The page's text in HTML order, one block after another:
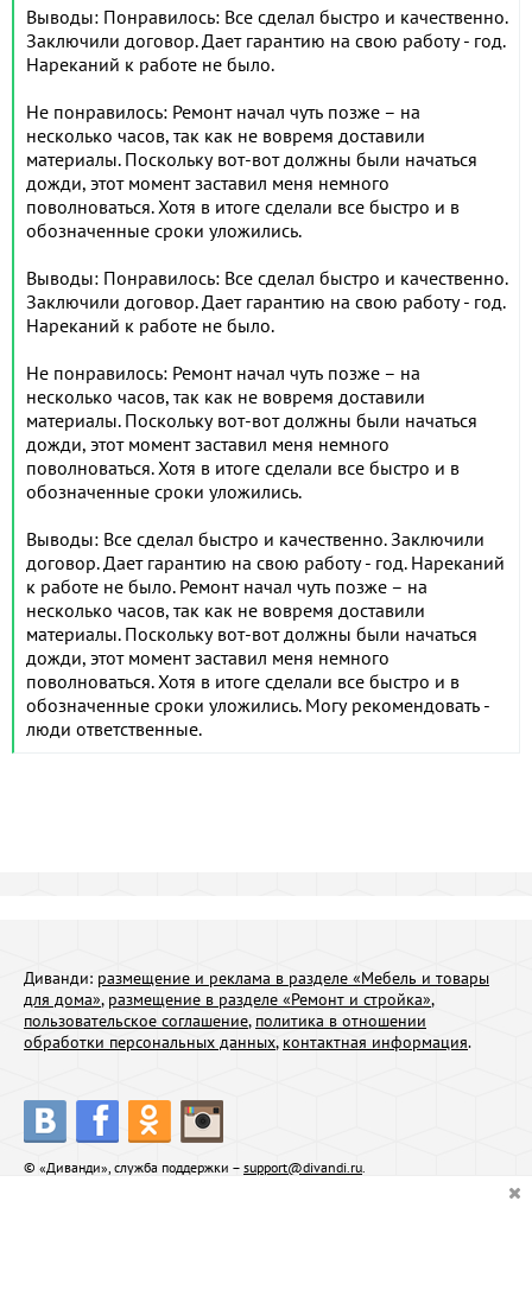
Выводы: Понравилось: Все сделал быстро и качественно.
Заключили договор. Дает гарантию на свою работу - год.
Нареканий к работе не было.
Не понравилось: Ремонт начал чуть позже – на
несколько часов, так как не вовремя доставили
материалы. Поскольку вот-вот должны были начаться
дожди, этот момент заставил меня немного
поволноваться. Хотя в итоге сделали все быстро и в
обозначенные сроки уложились.
Выводы: Понравилось: Все сделал быстро и качественно.
Заключили договор. Дает гарантию на свою работу - год.
Нареканий к работе не было.
Не понравилось: Ремонт начал чуть позже – на
несколько часов, так как не вовремя доставили
материалы. Поскольку вот-вот должны были начаться
дожди, этот момент заставил меня немного
поволноваться. Хотя в итоге сделали все быстро и в
обозначенные сроки уложились.
Выводы: Все сделал быстро и качественно. Заключили
договор. Дает гарантию на свою работу - год. Нареканий
к работе не было. Ремонт начал чуть позже – на
несколько часов, так как не вовремя доставили
материалы. Поскольку вот-вот должны были начаться
дожди, этот момент заставил меня немного
поволноваться. Хотя в итоге сделали все быстро и в
обозначенные сроки уложились. Могу рекомендовать -
люди ответственные.
Диванди: размещение и реклама в разделе «Мебель и товары
для дома», размещение в разделе «Ремонт и стройка»,
пользовательское соглашение, политика в отношении
обработки персональных данных, контактная информация.
© «Диванди», служба поддержки – support@divandi.ru.